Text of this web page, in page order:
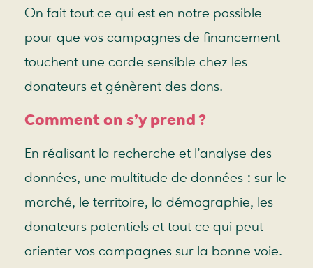
On fait tout ce qui est en notre possible
pour que vos campagnes de financement
touchent une corde sensible chez les
donateurs et génèrent des dons.
Comment on s’y prend ?
En réalisant la recherche et l’analyse des
données, une multitude de données : sur le
marché, le territoire, la démographie, les
donateurs potentiels et tout ce qui peut
orienter vos campagnes sur la bonne voie.